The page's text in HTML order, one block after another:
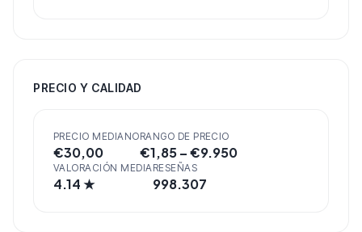
PRECIO Y CALIDAD
PRECIO MEDIANO
€30,00
RANGO DE PRECIO
€1,85– €9.950
VALORACIÓN MEDIA
4.14★
RESEÑAS
998.307